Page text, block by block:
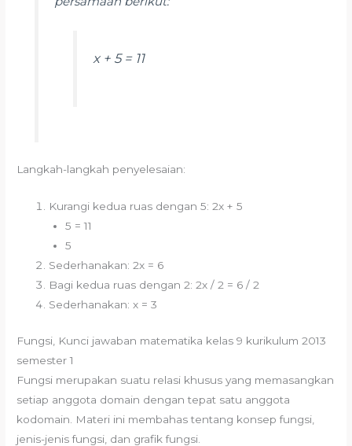
x + 5 = 11
Langkah-langkah penyelesaian:
Kurangi kedua ruas dengan 5: 2x + 5
5 = 11
5
Sederhanakan: 2x = 6
Bagi kedua ruas dengan 2: 2x / 2 = 6 / 2
Sederhanakan: x = 3
Fungsi, Kunci jawaban matematika kelas 9 kurikulum 2013
semester 1
Fungsi merupakan suatu relasi khusus yang memasangkan
setiap anggota domain dengan tepat satu anggota
kodomain. Materi ini membahas tentang konsep fungsi,
jenis-jenis fungsi, dan grafik fungsi.